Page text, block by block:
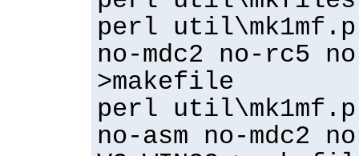
perl
no-mdc2 no-rc5
>makefile
perl
no-asm no-mdc2